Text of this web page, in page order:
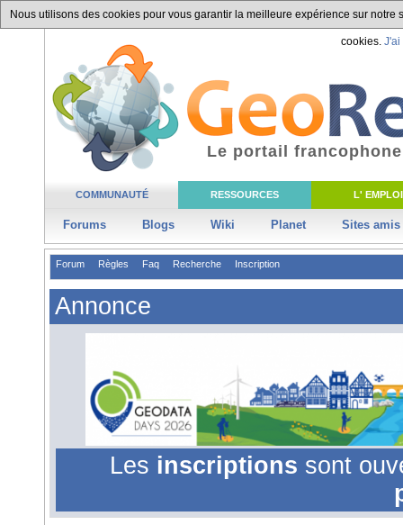
Nous utilisons des cookies pour vous garantir la meilleure expérience sur
cookies. J'ai
COMMUNAUTÉ RESSOURCES L' EMPLOI
Forums Blogs Wiki Planet Sites amis
Le portail
Forum Règles Faq Recherche Inscription
Annonce
Les inscriptions sont